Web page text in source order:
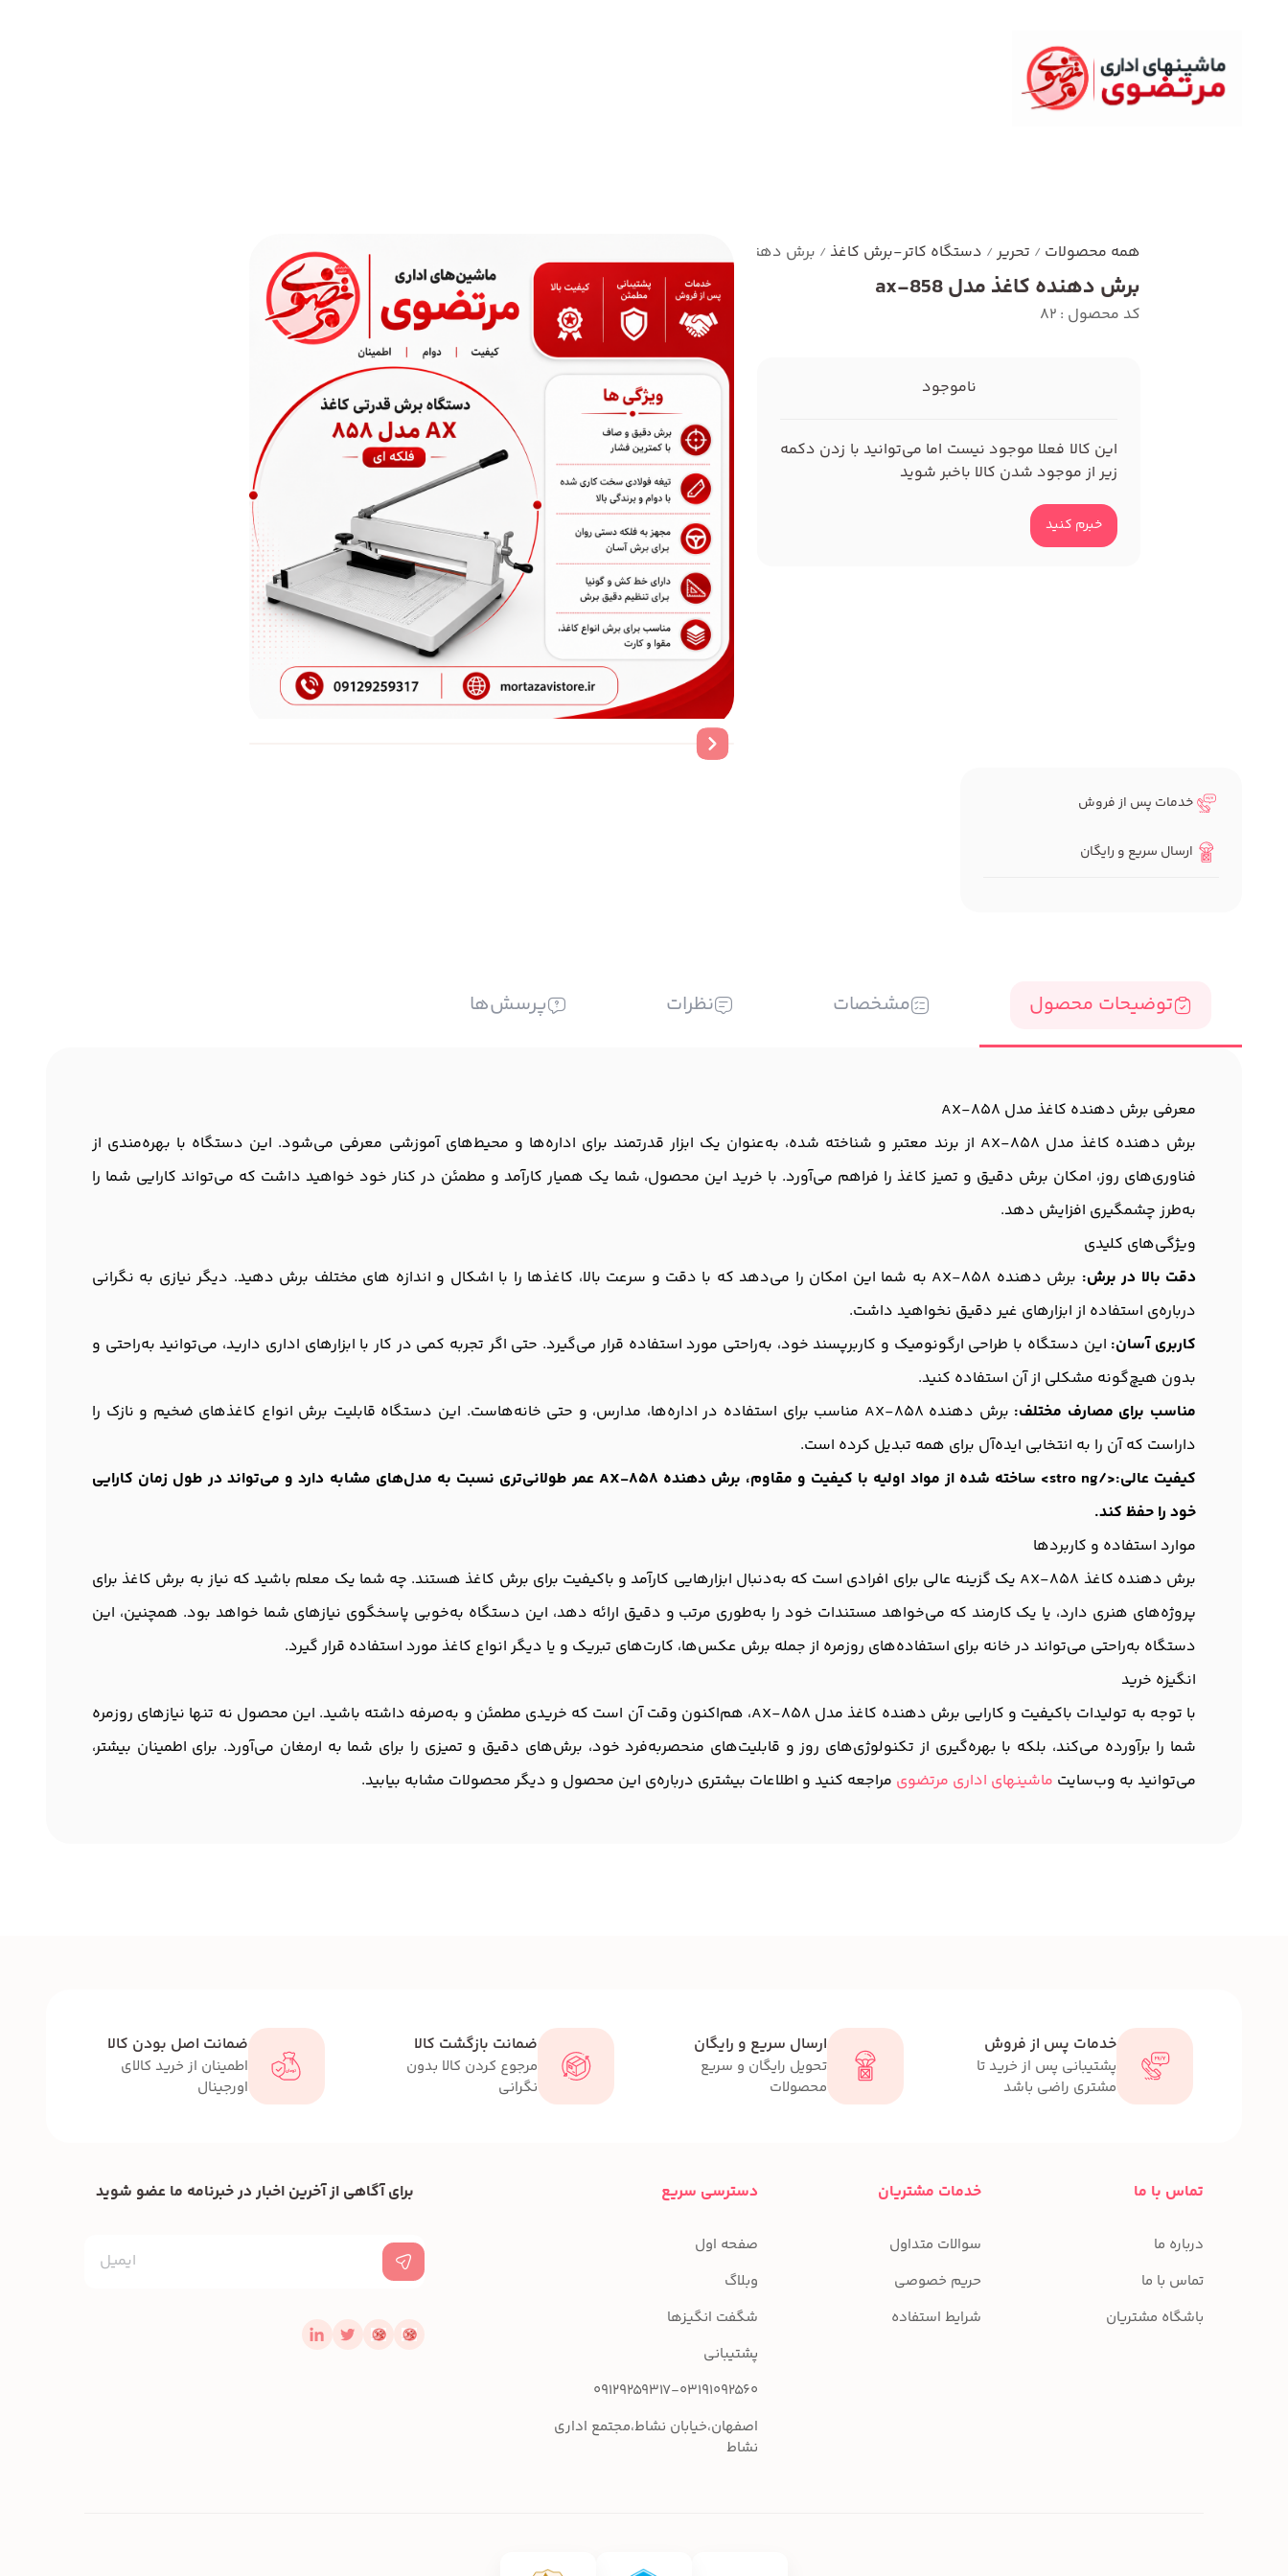
همه محصولات / تحریر / دستگاه کاتر-برش کاغذ / برش دهنده کاغذ مدل ax-858
برش دهنده کاغذ مدل ax-858
کد محصول : 82
ناموجود
این کالا فعلا موجود نیست اما می‌توانید با زدن دکمه
زیر از موجود شدن کالا باخبر شوید
خبرم کنید
خدمات پس از فروش
ارسال سریع و رایگان
توضیحات محصول مشخصات نظرات پرسش‌ها
معرفی برش دهنده کاغذ مدل AX-858
برش دهنده کاغذ مدل AX-858 از برند معتبر و شناخته شده، به‌عنوان یک ابزار قدرتمند برای اداره‌ها و محیط‌های آموزشی معرفی می‌شود. این دستگاه با بهره‌مندی از
فناوری‌های روز، امکان برش دقیق و تمیز کاغذ را فراهم می‌آورد. با خرید این محصول، شما یک همیار کارآمد و مطمئن در کنار خود خواهید داشت که می‌تواند کارایی شما را
به‌طرز چشمگیری افزایش دهد.
ویژگی‌های کلیدی
دقت بالا در برش:
برش دهنده AX-858 به شما این امکان را می‌دهد که با دقت و سرعت بالا، کاغذها را با اشکال و اندازه ‌های مختلف برش دهید. دیگر نیازی به نگرانی
درباره‌ی استفاده از ابزارهای غیر دقیق نخواهید داشت.
کاربری آسان: این دستگاه با طراحی ارگونومیک و کاربرپسند خود، به‌راحتی مورد استفاده قرار می‌گیرد. حتی اگر تجربه کمی در کار با ابزارهای اداری دارید، می‌توانید به‌راحتی و
بدون هیچ‌گونه مشکلی از آن استفاده کنید.
مناسب برای مصارف مختلف:
برش دهنده AX-858 مناسب برای استفاده در اداره‌ها، مدارس، و حتی خانه‌هاست. این دستگاه قابلیت برش انواع کاغذهای ضخیم و نازک را
داراست که آن را به انتخابی ایده‌آل برای همه تبدیل کرده است.
کیفیت عالی:</stro ng> ساخته شده از مواد اولیه با کیفیت و مقاوم، برش دهنده AX-858 عمر طولانی‌تری نسبت به مدل‌های مشابه دارد و می‌تواند در طول زمان کارایی
خود را حفظ کند.
موارد استفاده و کاربردها
برش دهنده کاغذ AX-858 یک گزینه عالی برای افرادی است که به‌دنبال ابزارهایی کارآمد و باکیفیت برای برش کاغذ هستند. چه شما یک معلم باشید که نیاز به برش کاغذ برای
پروژه‌های هنری دارد، یا یک کارمند که می‌خواهد مستندات خود را به‌طوری مرتب و دقیق ارائه دهد، این دستگاه به‌خوبی پاسخگوی نیازهای شما خواهد بود. همچنین، این
دستگاه به‌راحتی می‌تواند در خانه برای استفاده‌های روزمره از جمله برش عکس‌ها، کارت‌های تبریک و یا دیگر انواع کاغذ مورد استفاده قرار گیرد.
انگیزه خرید
با توجه به تولیدات باکیفیت و کارایی برش دهنده کاغذ مدل AX-858، هم‌اکنون وقت آن است که خریدی مطمئن و به‌صرفه داشته باشید. این محصول نه تنها نیازهای روزمره
شما را برآورده می‌کند، بلکه با بهره‌گیری از تکنولوژی‌های روز و قابلیت‌های منحصربه‌فرد خود، برش‌های دقیق و تمیزی را برای شما به ارمغان می‌آورد. برای اطمینان بیشتر،
می‌توانید به وب‌سایت ماشینهای اداری مرتضوی مراجعه کنید و اطلاعات بیشتری درباره‌ی این محصول و دیگر محصولات مشابه بیابید.
خدمات پس از فروش
پشتیبانی پس از خرید تا
مشتری راضی باشد
ارسال سریع و رایگان
تحویل رایگان و سریع
محصولات
ضمانت بازگشت کالا
مرجوع کردن کالا بدون
نگرانی
ضمانت اصل بودن کالا
اطمینان از خرید کالای
اورجینال
تماس با ما
درباره ما
تماس با ما
باشگاه مشتریان
خدمات مشتریان
سوالات متداول
حریم خصوصی
شرایط استفاده
دسترسی سریع
صفحه اول
وبلاگ
شگفت انگیزها
پشتیبانی
09129259317-03191092560
اصفهان،خیابان نشاط،مجتمع اداری
نشاط
برای آگاهی از آخرین اخبار در خبرنامه ما عضو شوید